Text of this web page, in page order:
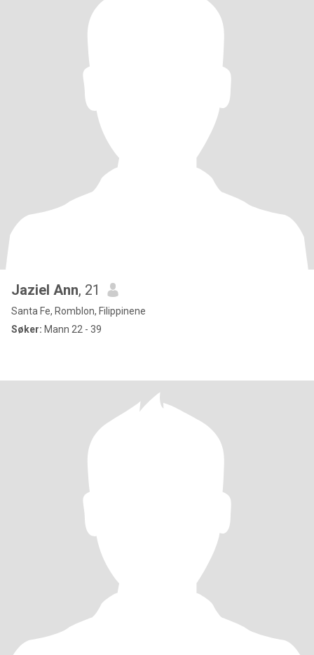
Jaziel Ann, 21
Santa Fe, Romblon, Filippinene
Søker: Mann 22 - 39